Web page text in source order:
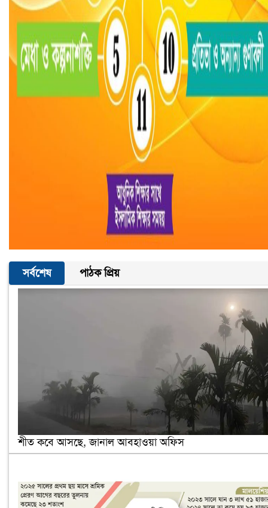
সর্বশেষ পাঠক প্রিয়
শীত কবে আসছে, জানাল আবহাওয়া অফিস